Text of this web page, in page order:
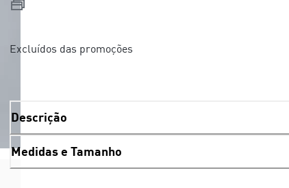
Excluídos das promoções
Descrição
Medidas e Tamanho